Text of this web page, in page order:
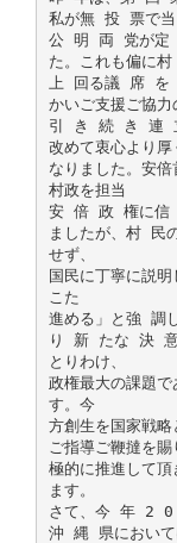
私が無 投 票で当
公 明 両 党が定
た。これも偏に村
上 回る議 席
かいご支援ご協力
引 き 続 き 連
改めて衷心より厚
なりました。安
村政を担当
安 倍 政 権に信
ましたが、村 民
せず、
国民に丁寧に説
こた
進める」と強 調
り 新 たな 決
とりわけ、
政権最大の課題
す。今
方創生を国家戦略
ご指導ご鞭撻を賜
極的に推進して頂
ます。
さて、今 年 2
沖 縄 県におい